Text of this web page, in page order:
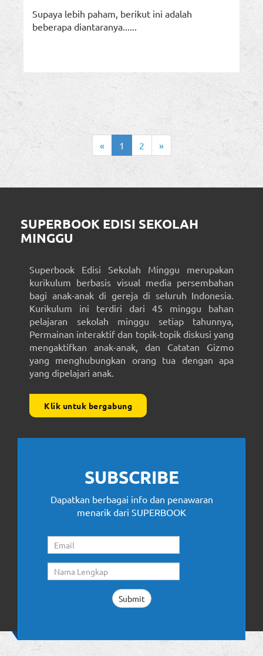
Supaya lebih paham, berikut ini adalah
beberapa diantaranya......
« 1 2 »
SUPERBOOK EDISI SEKOLAH
MINGGU
Superbook Edisi Sekolah Minggu merupakan
kurikulum berbasis visual media persembahan
bagi anak-anak di gereja di seluruh Indonesia.
Kurikulum ini terdiri dari 45 minggu bahan
pelajaran sekolah minggu setiap tahunnya,
Permainan interaktif dan topik-topik diskusi yang
mengaktifkan anak-anak, dan Catatan Gizmo
yang menghubungkan orang tua dengan apa
yang dipelajari anak.
Klik untuk bergabung
SUBSCRIBE
Dapatkan berbagai info dan penawaran
menarik dari SUPERBOOK